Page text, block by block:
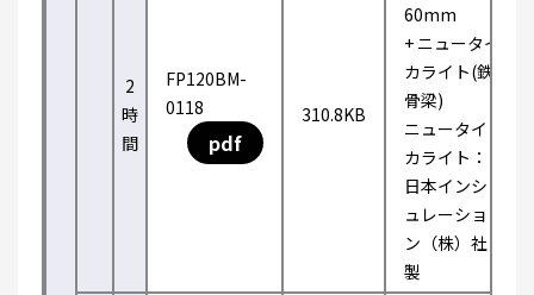
2
時
間
FP120BM-
0118
pdf
310.8KB
60mm
+ ニュータイ
カライト(鉄
骨梁)
ニュータイ
カライト：
日本インシ
ュレーショ
ン（株）社
製